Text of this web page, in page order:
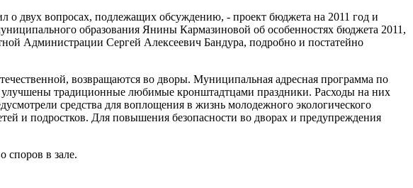
двух вопросах, подлежащих обсуждению, - проект бюджета на 2011 год и
образования Янины Кармазиновой об особенностях бюджета 2011,
Администрации Сергей Алексеевич Бандура, подробно и постатейно
возвращаются во дворы. Муниципальная адресная программа по
улучшены традиционные любимые кронштадтцами праздники. Расходы на них
средства для воплощения в жизнь молодежного экологического
и подростков. Для повышения безопасности во дворах и предупреждения
споров в зале.